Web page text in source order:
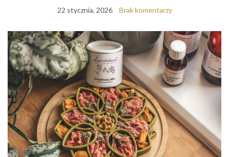
22 stycznia, 2026 Brak komentarzy